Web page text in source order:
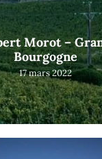
Morot –
Bourgogne
17 mars 2022